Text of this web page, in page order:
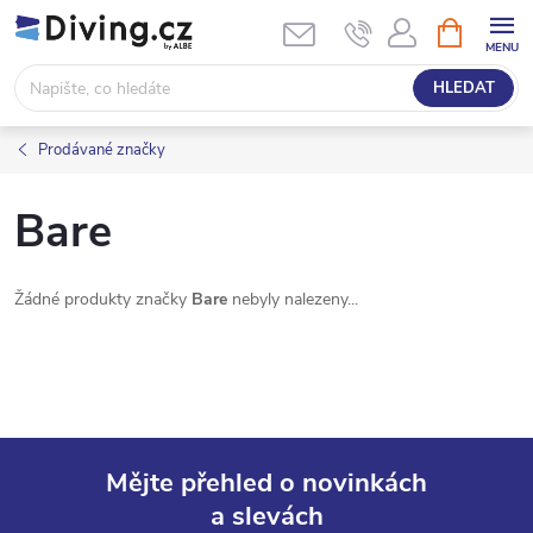
Přejít
na
obsah
HLEDAT
NÁKUPNÍ
KOŠÍK
Prodávané značky
Bare
Žádné produkty značky Bare nebyly nalezeny...
Mějte přehled o novinkách
a slevách